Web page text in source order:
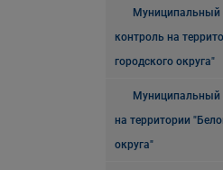
контроль на
городского округа"
Муниципальный
на территории
округа"